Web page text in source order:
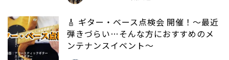
🎸 ギター・ベース点検会 開催！～最近
弾きづらい…そんな方におすすめのメ
ンテナンスイベント～